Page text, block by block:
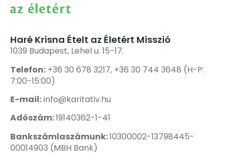
Haré Krisna Ételt az Életért Misszió
1039 Budapest, Lehel u. 15-17.
Telefon: +36 30 678 3217, +36 30 744 3648 (H-P:
7:00-15:00)
E-mail:info@karitativ.hu
Adószám:19140362-1-41
Bankszámlaszámunk:10300002-13798445-
00014903 (MBH Bank)